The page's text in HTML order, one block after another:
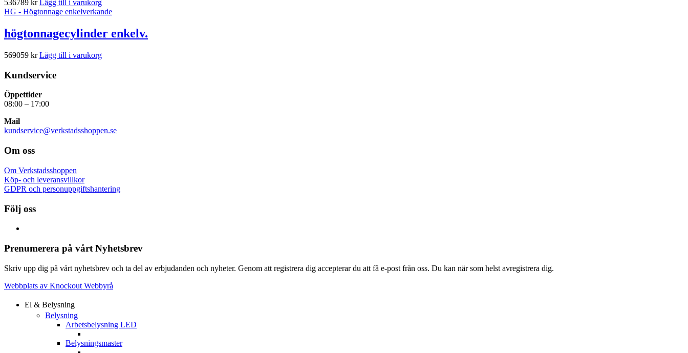
536789 kr Lägg till i varukorg
HG - Högtonnage enkelverkande
högtonnagecylinder enkelv.
569059 kr Lägg till i varukorg
Kundservice
Öppettider
08:00 – 17:00
Mail
kundservice@verkstadsshoppen.se
Om oss
Om Verkstadsshoppen
Köp- och leveransvillkor
GDPR och personuppgiftshantering
Följ oss
Prenumerera på vårt Nyhetsbrev
Skriv upp dig på vårt nyhetsbrev och ta del av erbjudanden och nyheter. Genom att registrera dig accepterar du att få e-post från oss. Du kan när som helst avregistrera dig.
Webbplats av Knockout Webbyrå
El & Belysning
Belysning
Arbetsbelysning LED
Belysningsmaster